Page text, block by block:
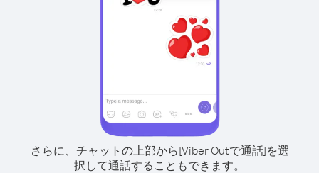
さらに、チャットの上部から[Viber Outで通話]を選
択して通話することもできます。